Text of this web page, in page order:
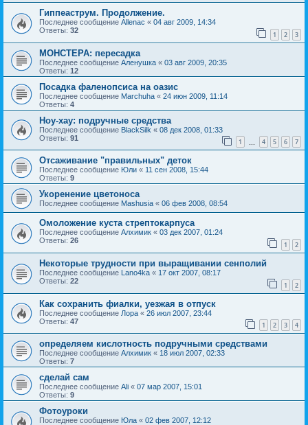
Гиппеаструм. Продолжение.
Последнее сообщение Allenac « 04 авг 2009, 14:34
Ответы: 32 1 2 3
МОНСТЕРА: пересадка
Последнее сообщение Аленушка « 03 авг 2009, 20:35
Ответы: 12
Посадка фаленопсиса на оазис
Последнее сообщение Marchuha « 24 июн 2009, 11:14
Ответы: 4
Ноу-хау: подручные средства
Последнее сообщение BlackSilk « 08 дек 2008, 01:33
Ответы: 91 1 4 5 6 7
Отсаживание "правильных" деток
Последнее сообщение Юли « 11 сен 2008, 15:44
Ответы: 9
Укоренение цветоноса
Последнее сообщение Mashusia « 06 фев 2008, 08:54
Омоложение куста стрептокарпуса
Последнее сообщение Алхимик « 03 дек 2007, 01:24
Ответы: 26 1 2
Некоторые трудности при выращивании сенполий
Последнее сообщение Lano4ka « 17 окт 2007, 08:17
Ответы: 22 1 2
Как сохранить фиалки, уезжая в отпуск
Последнее сообщение Лора « 26 июл 2007, 23:44
Ответы: 47 1 2 3 4
определяем кислотность подручными средствами
Последнее сообщение Алхимик « 18 июл 2007, 02:33
Ответы: 7
сделай сам
Последнее сообщение Ali « 07 мар 2007, 15:01
Ответы: 9
Фотоуроки
Последнее сообщение Юла « 02 фев 2007, 12:12